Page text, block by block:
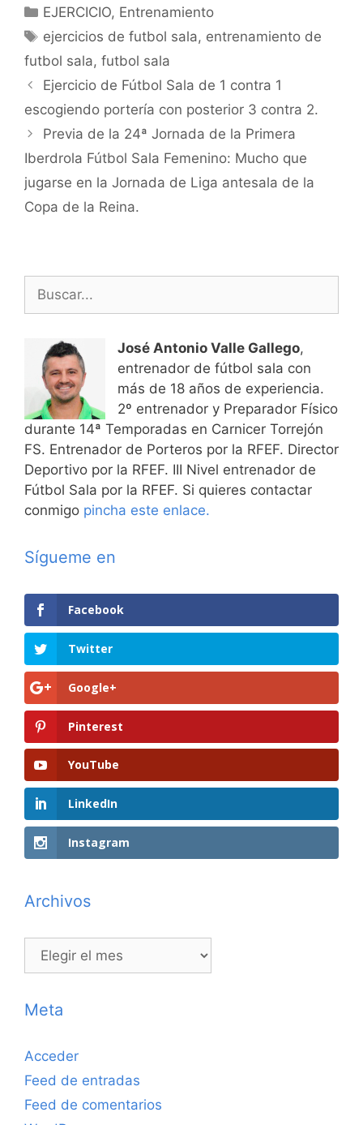
Categorías
EJERCICIO, Entrenamiento
Etiquetas
ejercicios de futbol sala, entrenamiento de
futbol sala, futbol sala
Navegación
de
entradas
Ejercicio de Fútbol Sala de 1 contra 1
escogiendo portería con posterior 3 contra 2.
Previa de la 24ª Jornada de la Primera
Iberdrola Fútbol Sala Femenino: Mucho que
jugarse en la Jornada de Liga antesala de la
Copa de la Reina.
Buscar:
José Antonio Valle Gallego,
entrenador de fútbol sala con
más de 18 años de experiencia.
2º entrenador y Preparador Físico
durante 14ª Temporadas en Carnicer Torrejón
FS. Entrenador de Porteros por la RFEF. Director
Deportivo por la RFEF. III Nivel entrenador de
Fútbol Sala por la RFEF. Si quieres contactar
conmigo pincha este enlace.
Sígueme en
Facebook
Twitter
Google+
Pinterest
YouTube
LinkedIn
Instagram
Archivos
Archivos
Meta
Acceder
Feed de entradas
Feed de comentarios